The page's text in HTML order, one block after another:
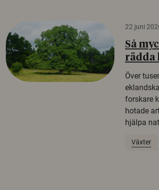
22 juni
Så
rädda
Över
forskare
hotade
hjälpa
Växter